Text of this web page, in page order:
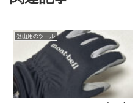
登山用のツール